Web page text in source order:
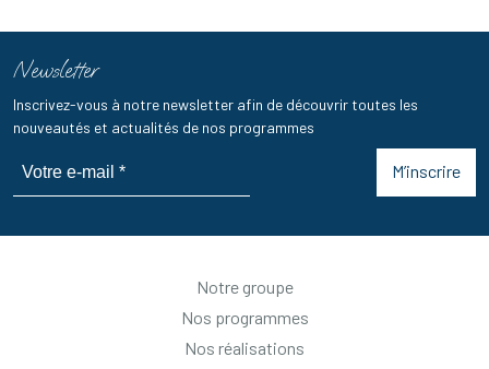
Newsletter
Inscrivez-vous à notre newsletter afin de découvrir toutes les
nouveautés et actualités de nos programmes
M’inscrire
Notre groupe
Nos programmes
Nos réalisations